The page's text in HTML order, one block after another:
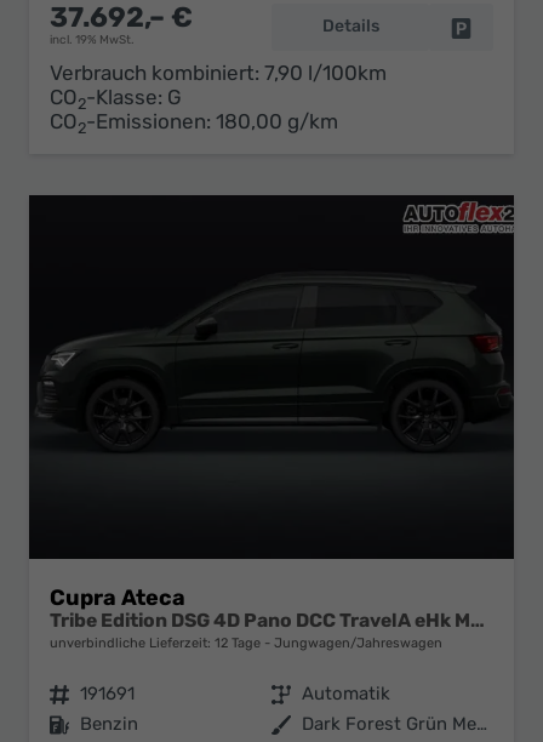
37.692,– €
incl. 19% MwSt.
Details
Verbrauch kombiniert: 7,90 l/100km
CO2-Klasse: G
CO2-Emissionen: 180,00 g/km
Cupra Ateca
Tribe Edition DSG 4D Pano DCC TravelA eHk Memory
unverbindliche Lieferzeit: 12 Tage Jungwagen/Jahreswagen
Fahrzeugnr. 191691 Getriebe Automatik
Kraftstoff Benzin Außenfarbe
Dark Forest Grün Metallic